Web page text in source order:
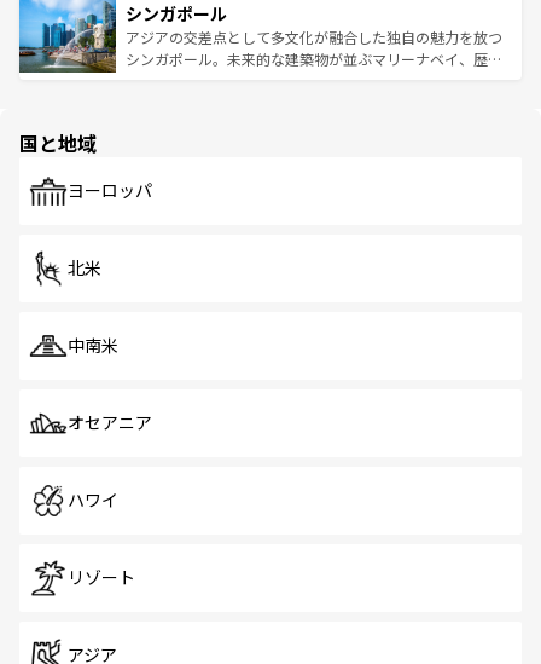
参照してほしい。
激する。気候は一年中温暖で、どの季節にも異なる楽しみ
が待っている。親しみやすいタイの人々、仏教を中心とし
た文化、そして多様な観光資源が、訪れる旅人を魅了し続
み、どこを訪れても感動するはず。観光スポットが密集し
ており、効率よく見どころを回れるのも魅力。息をのむよ
うな絶景から文化的な体験まで、香港を存分に楽しみ尽く
シンガポール
アジアの交差点として多文化が融合した独自の魅力を放つ
シンガポール。未来的な建築物が並ぶマリーナベイ、歴史
で、ホーカーズは地元の風情を楽しめる外せないスポット
国と地域
ヨーロッパ
北米
中南米
オセアニア
ハワイ
リゾート
アジア